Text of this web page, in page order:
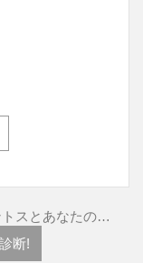
トスとあなたの…
断!